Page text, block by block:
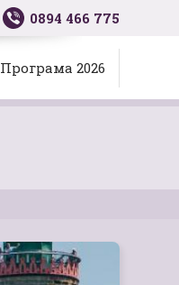
0894 466 775
Програма 2026